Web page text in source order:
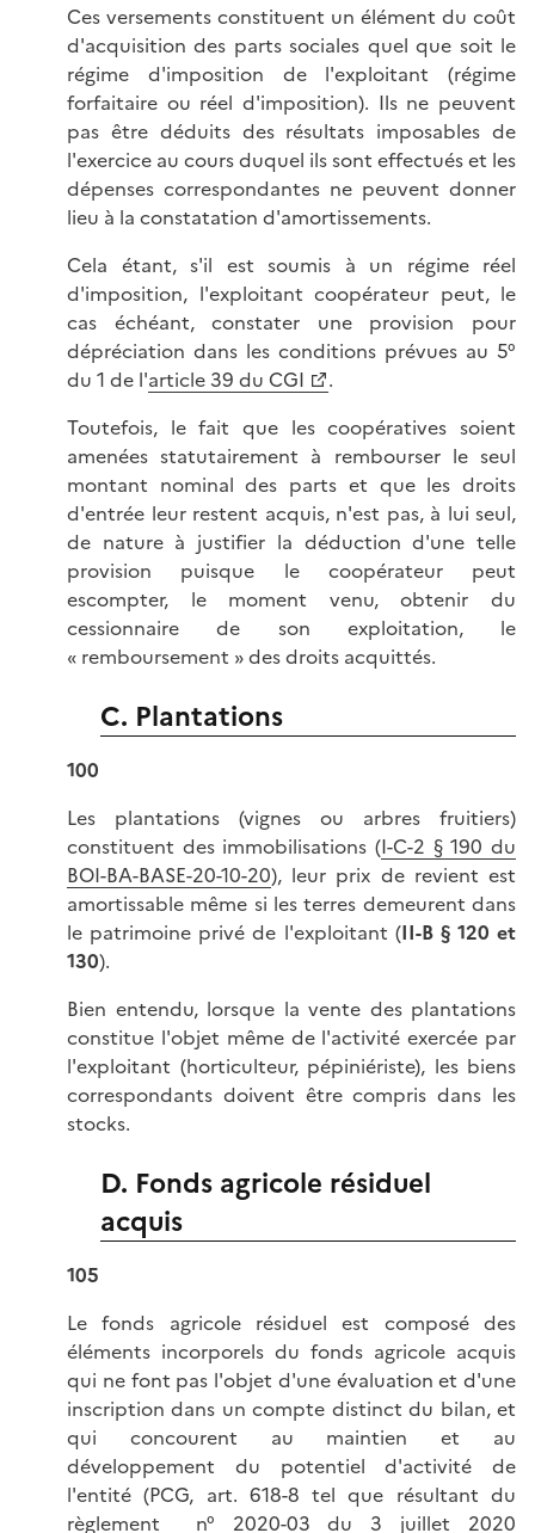
Ces versements constituent un élément du coût
d'acquisition des parts sociales quel que soit le
régime d'imposition de l'exploitant (régime
forfaitaire ou réel d'imposition). Ils ne peuvent
pas être déduits des résultats imposables de
l'exercice au cours duquel ils sont effectués et les
dépenses correspondantes ne peuvent donner
lieu à la constatation d'amortissements.
Cela étant, s'il est soumis à un régime réel
d'imposition, l'exploitant coopérateur peut, le
cas échéant, constater une provision pour
dépréciation dans les conditions prévues au 5°
du 1 de l'article 39 du CGI
.
Toutefois, le fait que les coopératives soient
amenées statutairement à rembourser le seul
montant nominal des parts et que les droits
d'entrée leur restent acquis, n'est pas, à lui seul,
de nature à justifier la déduction d'une telle
provision puisque le coopérateur peut
escompter, le moment venu, obtenir du
cessionnaire de son exploitation, le
« remboursement » des droits acquittés.
C. Plantations
100
Les plantations (vignes ou arbres fruitiers)
constituent des immobilisations (I-C-2 § 190 du
BOI-BA-BASE-20-10-20), leur prix de revient est
amortissable même si les terres demeurent dans
le patrimoine privé de l'exploitant (II-B § 120 et
130).
Bien entendu, lorsque la vente des plantations
constitue l'objet même de l'activité exercée par
l'exploitant (horticulteur, pépiniériste), les biens
correspondants doivent être compris dans les
stocks.
D. Fonds agricole résiduel
acquis
105
Le fonds agricole résiduel est composé des
éléments incorporels du fonds agricole acquis
qui ne font pas l'objet d'une évaluation et d'une
inscription dans un compte distinct du bilan, et
qui concourent au maintien et au
développement du potentiel d'activité de
l'entité (PCG, art. 618-8 tel que résultant du
règlement n° 2020-03 du 3 juillet 2020